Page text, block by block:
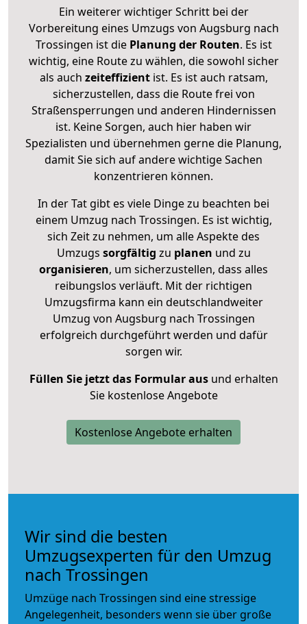
Ein weiterer wichtiger Schritt bei der
Vorbereitung eines Umzugs von Augsburg nach
Trossingen ist diePlanung der Routen. Es ist
wichtig, eine Route zu wählen, die sowohl sicher
als auch zeiteffizientist. Es ist auch ratsam,
sicherzustellen, dass die Route frei von
Straßensperrungen und anderen Hindernissen
ist. Keine Sorgen, auch hier haben wir
Spezialisten und übernehmen gerne die Planung,
damit Sie sich auf andere wichtige Sachen
konzentrieren können.
In der Tat gibt es viele Dinge zu beachten bei
einem Umzug nach Trossingen. Es ist wichtig,
sich Zeit zu nehmen, um alle Aspekte des
Umzugs sorgfältig zu planen und zu
organisieren, um sicherzustellen, dass alles
reibungslos verläuft. Mit der richtigen
Umzugsfirma kann ein deutschlandweiter
Umzug von Augsburg nach Trossingen
erfolgreich durchgeführt werden und dafür
sorgen wir.
Füllen Sie jetzt das Formular ausund erhalten
Sie kostenlose Angebote
Kostenlose Angebote erhalten
Wir sind die besten
Umzugsexperten für den Umzug
nach Trossingen
Umzüge nach Trossingen sind eine stressige
Angelegenheit, besonders wenn sie über große